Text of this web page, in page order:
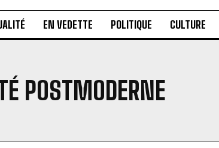
EN VEDETTE POLITIQUE CULTURE
POSTMODERNE